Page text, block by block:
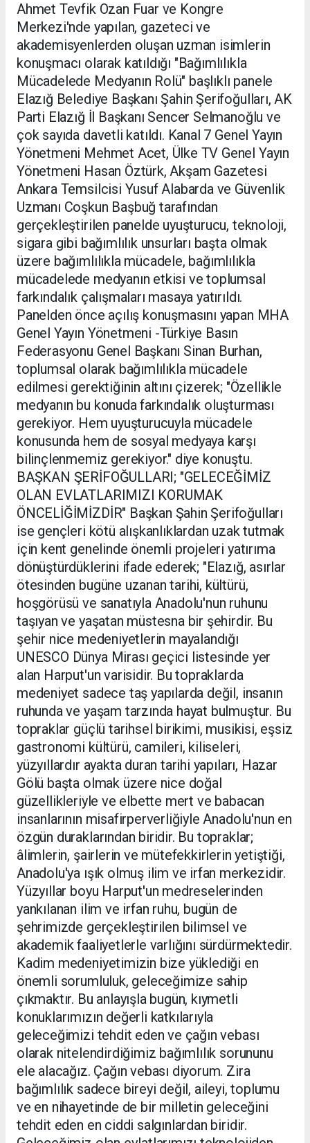
Ahmet Tevfik Ozan Fuar ve Kongre
Merkezi'nde yapılan, gazeteci ve
akademisyenlerden oluşan uzman isimlerin
konuşmacı olarak katıldığı "Bağımlılıkla
Mücadelede Medyanın Rolü" başlıklı panele
Elazığ Belediye Başkanı Şahin Şerifoğulları, AK
Parti Elazığ İl Başkanı Sencer Selmanoğlu ve
çok sayıda davetli katıldı. Kanal 7 Genel Yayın
Yönetmeni Mehmet Acet, Ülke TV Genel Yayın
Yönetmeni Hasan Öztürk, Akşam Gazetesi
Ankara Temsilcisi Yusuf Alabarda ve Güvenlik
Uzmanı Coşkun Başbuğ tarafından
gerçekleştirilen panelde uyuşturucu, teknoloji,
sigara gibi bağımlılık unsurları başta olmak
üzere bağımlılıkla mücadele, bağımlılıkla
mücadelede medyanın etkisi ve toplumsal
farkındalık çalışmaları masaya yatırıldı.
Panelden önce açılış konuşmasını yapan MHA
Genel Yayın Yönetmeni -Türkiye Basın
Federasyonu Genel Başkanı Sinan Burhan,
toplumsal olarak bağımlılıkla mücadele
edilmesi gerektiğinin altını çizerek; "Özellikle
medyanın bu konuda farkındalık oluşturması
gerekiyor. Hem uyuşturucuyla mücadele
konusunda hem de sosyal medyaya karşı
bilinçlenmemiz gerekiyor." diye konuştu.
BAŞKAN ŞERİFOĞULLARI; "GELECEĞİMİZ
OLAN EVLATLARIMIZI KORUMAK
ÖNCELİĞİMİZDİR" Başkan Şahin Şerifoğulları
ise gençleri kötü alışkanlıklardan uzak tutmak
için kent genelinde önemli projeleri yatırıma
dönüştürdüklerini ifade ederek; "Elazığ, asırlar
ötesinden bugüne uzanan tarihi, kültürü,
hoşgörüsü ve sanatıyla Anadolu'nun ruhunu
taşıyan ve yaşatan müstesna bir şehirdir. Bu
şehir nice medeniyetlerin mayalandığı
UNESCO Dünya Mirası geçici listesinde yer
alan Harput'un varisidir. Bu topraklarda
medeniyet sadece taş yapılarda değil, insanın
ruhunda ve yaşam tarzında hayat bulmuştur. Bu
topraklar güçlü tarihsel birikimi, musikisi, eşsiz
gastronomi kültürü, camileri, kiliseleri,
yüzyıllardır ayakta duran tarihi yapıları, Hazar
Gölü başta olmak üzere nice doğal
güzellikleriyle ve elbette mert ve babacan
insanlarının misafirperverliğiyle Anadolu'nun en
özgün duraklarından biridir. Bu topraklar;
âlimlerin, şairlerin ve mütefekkirlerin yetiştiği,
Anadolu'ya ışık olmuş ilim ve irfan merkezidir.
Yüzyıllar boyu Harput'un medreselerinden
yankılanan ilim ve irfan ruhu, bugün de
şehrimizde gerçekleştirilen bilimsel ve
akademik faaliyetlerle varlığını sürdürmektedir.
Kadim medeniyetimizin bize yüklediği en
önemli sorumluluk, geleceğimize sahip
çıkmaktır. Bu anlayışla bugün, kıymetli
konuklarımızın değerli katkılarıyla
geleceğimizi tehdit eden ve çağın vebası
olarak nitelendirdiğimiz bağımlılık sorununu
ele alacağız. Çağın vebası diyorum. Zira
bağımlılık sadece bireyi değil, aileyi, toplumu
ve en nihayetinde de bir milletin geleceğini
tehdit eden en ciddi salgınlardan biridir.